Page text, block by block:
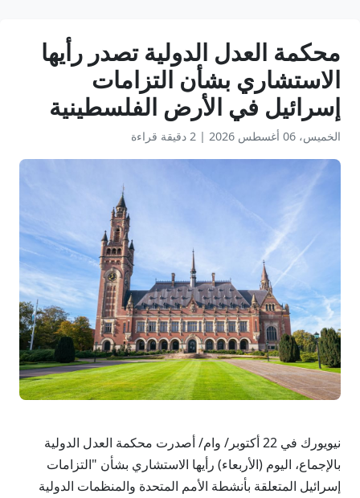
محكمة العدل الدولية تصدر رأيها
الاستشاري بشأن التزامات
إسرائيل في الأرض الفلسطينية
الخميس، 06 أغسطس 2026 | 2 دقيقة قراءة
نيويورك في 22 أكتوبر/ وام/ أصدرت محكمة العدل الدولية
بالإجماع، اليوم (الأربعاء) رأيها الاستشاري بشأن "التزامات
إسرائيل المتعلقة بأنشطة الأمم المتحدة والمنظمات الدولية